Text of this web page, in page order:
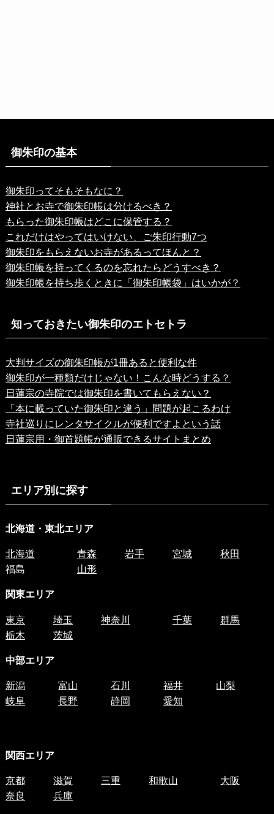
御朱印の基本
御朱印ってそもそもなに？
神社とお寺で御朱印帳は分けるべき？
もらった御朱印帳はどこに保管する？
これだけはやってはいけない、ご朱印行動7つ
御朱印をもらえないお寺があるってほんと？
御朱印帳を持ってくるのを忘れたらどうすべき？
御朱印帳を持ち歩くときに「御朱印帳袋」はいかが？
知っておきたい御朱印のエトセトラ
大判サイズの御朱印帳が1冊あると便利な件
御朱印が一種類だけじゃない！こんな時どうする？
日蓮宗の寺院では御朱印を書いてもらえない？
「本に載っていた御朱印と違う」問題が起こるわけ
寺社巡りにレンタサイクルが便利ですよという話
日蓮宗用・御首題帳が通販できるサイトまとめ
エリア別に探す
北海道・東北エリア
北海道 青森 岩手 宮城
秋田
福島
山形
関東エリア
東京 埼玉 神奈川 千葉
群馬
栃木
茨城
中部エリア
新潟 富山 石川 福井
山梨
岐阜
長野 静岡 愛知
関西エリア
京都 滋賀 三重 和歌山
大阪
奈良
兵庫